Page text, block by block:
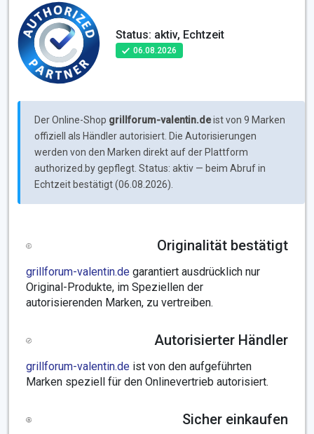
Status: aktiv, Echtzeit
06.08.2026
Der Online-Shop grillforum-valentin.deist von 9 Marken
offiziell als Händler autorisiert. Die Autorisierungen
werden von den Marken direkt auf der Plattform
authorized.by gepflegt. Status: aktiv — beim Abruf in
Echtzeit bestätigt (06.08.2026).
Originalität bestätigt
grillforum-valentin.de garantiert ausdrücklich nur
Original-Produkte, im Speziellen der
autorisierenden Marken, zu vertreiben.
Autorisierter Händler
grillforum-valentin.de ist von den aufgeführten
Marken speziell für den Onlinevertrieb autorisiert.
Sicher einkaufen